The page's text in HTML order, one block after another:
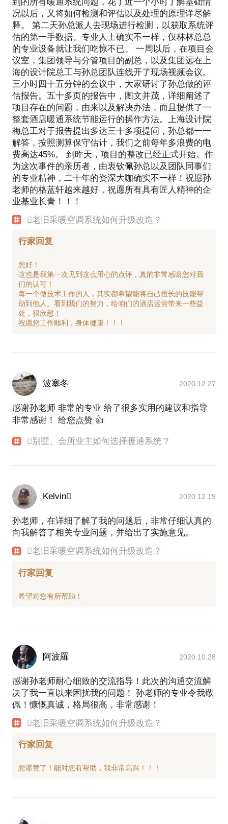
况以后，又将如何检测和评估以及处理的原理详尽解
释。 第二天孙总派人去现场进行检测，以获取系统评
估的第一手数据。专业人士确实不一样，仅林林总总
的专业设备就让我们吃惊不已。 一周以后，在项目会
议室，集团领导与分管项目的副总，以及集团远在上
海的设计院总工与孙总团队连线开了现场视频会议。
三小时四十五分钟的会议中，大家研讨了孙总做的评
估报告。五十多页的报告中，图文并茂，详细阐述了
项目存在的问题，由来以及解决办法，而且提供了一
整套酒店暖通系统节能运行的操作方法。上海设计院
梅总工对于报告提出多达三十多项提问，孙总都一一
解答，按照测算保守估计，我们之前每年多浪费的电
费高达45%。 到昨天，项目的整改已经正式开始。作
为这次事件的亲历者，由衷钦佩孙总以及团队同事们
的专业精神，二十年的资深大咖确实不一样！祝愿孙
老师的格蓝轩越来越好，祝愿所有具有匠人精神的企
业基业长青！！！
老旧采暖空调系统如何升级改造？
行家回复
您好！
这也是我第一次见到这么用心的点评，真的非常感谢您对我
们的认可！
每一个做技术工作的人，其实都希望能将自己擅长的技能帮
助到他人。看到我们的努力，给咱们的酒店运营带来一些益
处，很欣慰！
波塞冬 2020.12.27
感谢孙老师 非常的专业 给了很多实用的建议和指导
非常感谢！ 给您点赞 👍
别墅、会所业主如何选择暖通系统？
Kelvin 2020.12.19
孙老师，在详细了解了我的问题后，非常仔细认真的
向我解答了相关专业问题，并给出了实施意见。
老旧采暖空调系统如何升级改造？
行家回复
阿波羅 2020.10.28
感谢孙老师耐心细致的交流指导！此次的沟通交流解
决了我一直以来困扰我的问题！ 孙老师的专业令我敬
佩！慷慨真诚，格局很高，非常感谢！
老旧采暖空调系统如何升级改造？
行家回复